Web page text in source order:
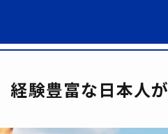
経験豊富な日本人